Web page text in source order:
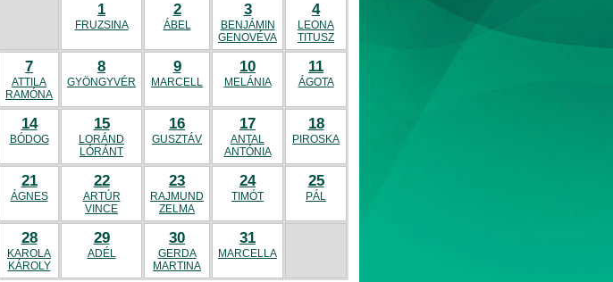
1
FRUZSINA
2
ÁBEL
3
BENJÁMIN
GENOVÉVA
4
LEONA
TITUSZ
7
ATTILA
RAMÓNA
8
GYÖNGYVÉR
9
MARCELL
10
MELÁNIA
11
ÁGOTA
14
BÓDOG
15
LORÁND
LÓRÁNT
16
GUSZTÁV
17
ANTAL
ANTÓNIA
18
PIROSKA
21
ÁGNES
22
ARTÚR
VINCE
23
RAJMUND
ZELMA
24
TIMÓT
25
PÁL
28
KAROLA
KÁROLY
29
ADÉL
30
GERDA
MARTINA
31
MARCELLA